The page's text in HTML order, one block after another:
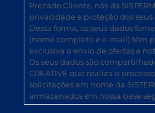
Prezado Cliente, nós da
privacidade e proteção dos seus
Desta forma, os seus dados
(nome completo e e-mail) têm
exclusiva o envio de ofertas e
Os seus dados são
CREATIVE que realiza o
solicitações em nome da SISTERMI e
armazenados em nossa base segura até o seu
de cancelamento do envio de